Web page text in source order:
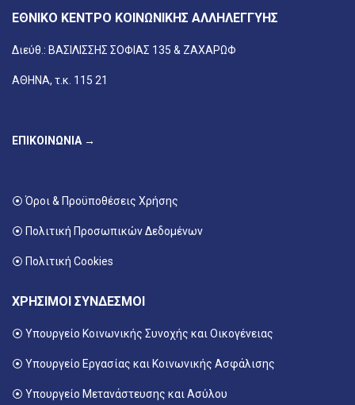
ΕΘΝΙΚΟ ΚΕΝΤΡΟ ΚΟΙΝΩΝΙΚΗΣ ΑΛΛΗΛΕΓΓΥΗΣ
Διεύθ.: ΒΑΣΙΛΙΣΣΗΣ ΣΟΦΙΑΣ 135 & ΖΑΧΑΡΩΦ
ΑΘΗΝΑ, τ.κ. 115 21
ΕΠΙΚΟΙΝΩΝΙΑ →
⦿ Όροι & Προϋποθέσεις Χρήσης
⦿ Πολιτική Προσωπικών Δεδομένων
⦿ Πολιτική Cookies
ΧΡΗΣΙΜΟΙ ΣΥΝΔΕΣΜΟΙ
⦿ Υπουργείο Κοινωνικής Συνοχής και Οικογένειας
⦿ Υπουργείο Εργασίας και Κοινωνικής Ασφάλισης
⦿ Υπουργείο Μετανάστευσης και Ασύλου